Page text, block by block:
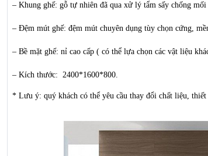
– Khung ghế: gỗ tự nhiên đã qua xử lý tẩm sấy chống
– Đệm mút ghế: đệm mút chuyên dụng tùy chọn cứng,
– Bề mặt ghế: nỉ cao cấp ( có thể lựa chọn các vật liệu
– Kích thước: 2400*1600*800.
* Lưu ý: quý khách có thể yêu cầu thay đổi chất liệu,